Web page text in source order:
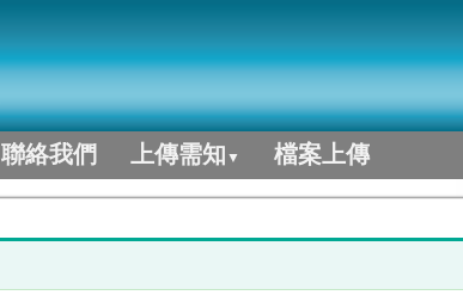
聯絡我們 上傳需知 ▼ 檔案上傳